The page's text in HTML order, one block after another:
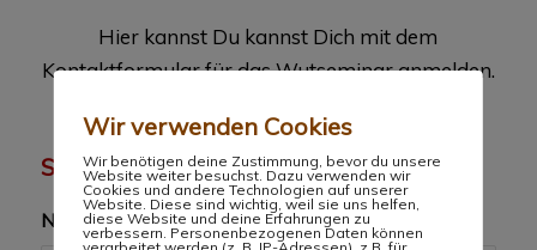
Hier kannst Du kannst Dich mit dem
Kontaktformular für das Wutseminar anmelden.
Wir freuen uns auf Dich!
Sende uns eine E-Mail
Name*
Wir verwenden Cookies
Wir benötigen deine Zustimmung, bevor du unsere
Website weiter besuchst. Dazu verwenden wir
Cookies und andere Technologien auf unserer
Website. Diese sind wichtig, weil sie uns helfen,
diese Website und deine Erfahrungen zu
verbessern. Personenbezogenen Daten können